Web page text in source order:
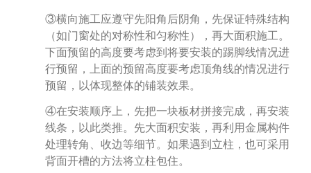
③横向施工应遵守先阳角后阴角，先保证特殊结构
（如门窗处的对称性和匀称性），再大面积施工。
下面预留的高度要考虑到将要安装的踢脚线情况进
行预留，上面的预留高度要考虑顶角线的情况进行
预留，以体现整体的铺装效果。
④在安装顺序上，先把一块板材拼接完成，再安装
线条，以此类推。先大面积安装，再利用金属构件
处理转角、收边等细节。如果遇到立柱，也可采用
背面开槽的方法将立柱包住。